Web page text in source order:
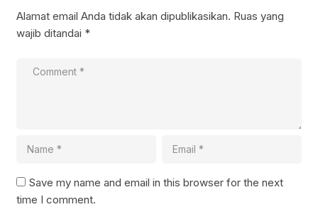
Alamat email Anda tidak akan dipublikasikan. Ruas yang
wajib ditandai *
Save my name and email in this browser for the next
time I comment.